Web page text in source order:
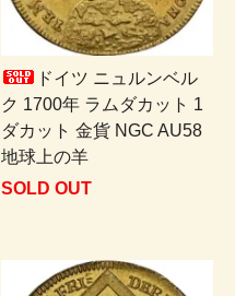
ドイツ ニュルンベル
ク 1700年 ラムダカット 1
ダカット 金貨 NGC AU58
地球上の羊
SOLD OUT